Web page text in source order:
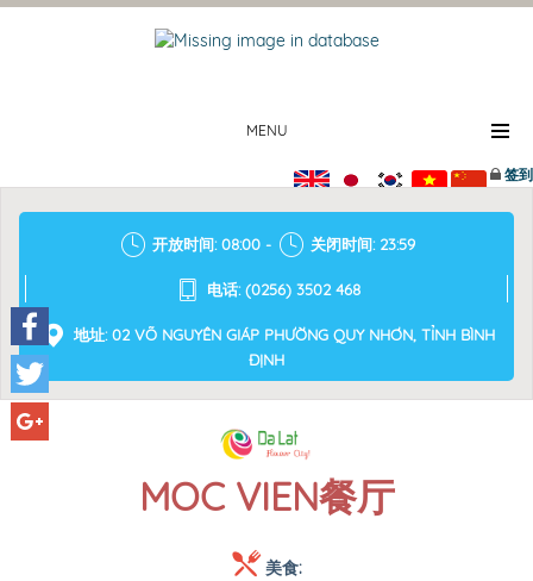
MENU
签到
开放时间: 08:00 - 关闭时间: 23:59
电话: (0256) 3502 468
地址: 02 VÕ NGUYÊN GIÁP PHƯỜNG QUY NHƠN, TỈNH BÌNH
ĐỊNH
MOC VIEN餐厅
美食:
Facebook
Twitter